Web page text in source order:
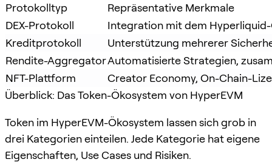
Protokolltyp
Repräsentative Merkmale
DEX-Protokoll
Integration mit dem
Kreditprotokoll
Unterstützung mehrerer
Rendite-AggregatorAutomatisierte Strategien,
NFT-Plattform
Creator Economy, On-Chain-
Überblick: Das Token-Ökosystem von HyperEVM
Token im HyperEVM-Ökosystem lassen sich grob in
drei Kategorien einteilen. Jede Kategorie hat eigene
Eigenschaften, Use Cases und Risiken.